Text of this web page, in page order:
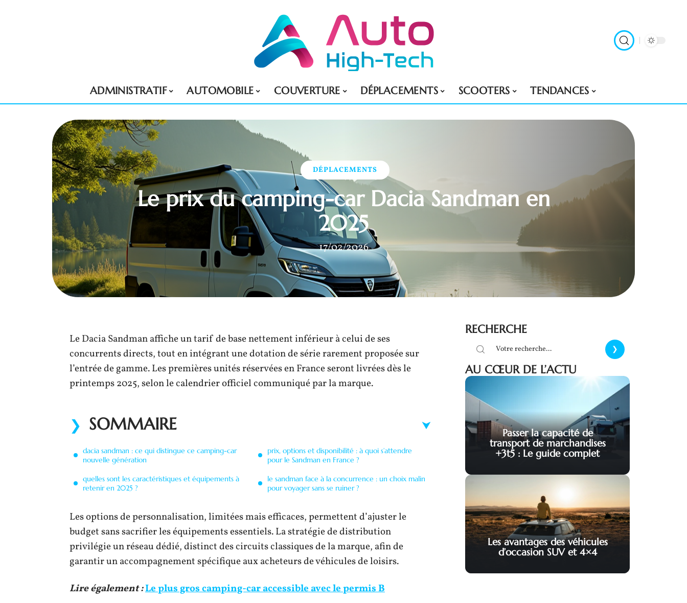
ADMINISTRATIF AUTOMOBILE COUVERTURE DÉPLACEMENTS SCOOTERS TENDANCES
DÉPLACEMENTS
Le prix du camping-car Dacia Sandman en
2025
17/02/2026
Le Dacia Sandman affiche un tarif de base nettement inférieur à celui de ses
concurrents directs, tout en intégrant une dotation de série rarement proposée sur
l’entrée de gamme. Les premières unités réservées en France seront livrées dès le
printemps 2025, selon le calendrier officiel communiqué par la marque.
SOMMAIRE
dacia sandman : ce qui distingue ce camping-car
nouvelle génération
quelles sont les caractéristiques et équipements à
retenir en 2025 ?
prix, options et disponibilité : à quoi s’attendre
pour le Sandman en France ?
le sandman face à la concurrence : un choix malin
pour voyager sans se ruiner ?
Les options de personnalisation, limitées mais efficaces, permettent d’ajuster le
budget sans sacrifier les équipements essentiels. La stratégie de distribution
privilégie un réseau dédié, distinct des circuits classiques de la marque, afin de
garantir un accompagnement spécifique aux acheteurs de véhicules de loisirs.
Lire également :Le plus gros camping-car accessible avec le permis B
RECHERCHE
AU CŒUR DE L’ACTU
Passer la capacité de
transport de marchandises
+3t5 : Le guide complet
Les avantages des véhicules
d’occasion SUV et 4×4